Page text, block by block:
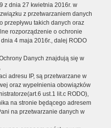
z dnia 27 kwietnia 2016r. w
z przetwarzaniem danych
przepływu takich danych oraz
rozporządzenie o ochronie
4 maja 2016r., dalej RODO
Danych znajdują się w
adresu IP, są przetwarzane w
oraz wypełnienia obowiązków
ust.1 lit.c RODO),
na stronie będącego adresem
na przetwarzanie danych w